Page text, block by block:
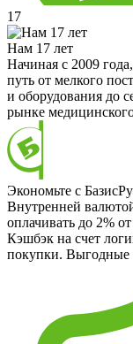
17
Нам 17 лет
Начиная с 2009
путь от мелкого
и оборудования до
рынке
Экономьте с
Внутренней
оплачивать до 2%
Кэшбэк на счет
покупки. Выгодные